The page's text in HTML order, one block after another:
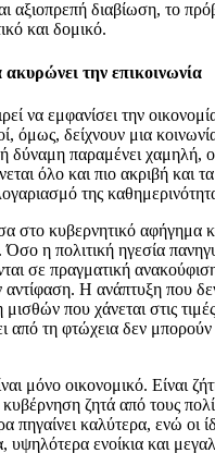
αξιοπρεπή διαβίωση, το
και δομικό.
την επικοινωνία
να εμφανίσει την
όμως, δείχνουν μια
δύναμη παραμένει χαμηλή,
όλο και πιο ακριβή και
της
στο κυβερνητικό αφήγημα
η πολιτική ηγεσία
σε πραγματική
αντίφαση. Η ανάπτυξη που
που χάνεται στις
από τη φτώχεια δεν
μόνο οικονομικό. Είναι
ζητά από τους
πηγαίνει καλύτερα, ενώ οι
υψηλότερα ενοίκια και